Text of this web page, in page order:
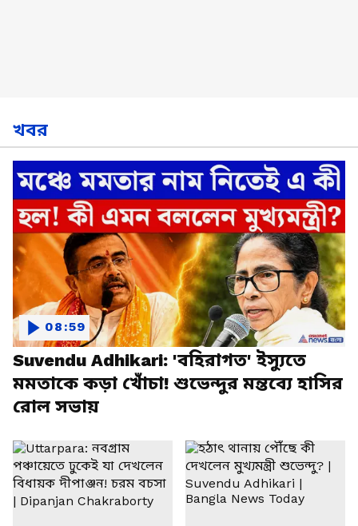
খবর
Suvendu Adhikari: 'বহিরাগত' ইস্যুতে
মমতাকে কড়া খোঁচা! শুভেন্দুর মন্তব্যে হাসির
রোল সভায়
08:59